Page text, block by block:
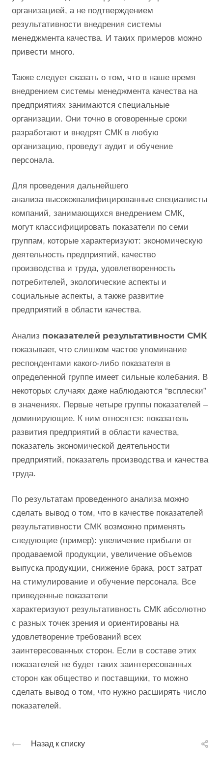
организацией, а не подтверждением
результативности внедрения системы
менеджмента качества. И таких примеров можно
привести много.
Также следует сказать о том, что в наше время
внедрением системы менеджмента качества на
предприятиях занимаются специальные
организации. Они точно в оговоренные сроки
разработают и внедрят СМК в любую
организацию, проведут аудит и обучение
персонала.
Для проведения дальнейшего
анализа высококвалифицированные специалисты
компаний, занимающихся внедрением СМК,
могут классифицировать показатели по семи
группам, которые характеризуют: экономическую
деятельность предприятий, качество
производства и труда, удовлетворенность
потребителей, экологические аспекты и
социальные аспекты, а также развитие
предприятий в области качества.
Анализ показателей результативности СМК
показывает, что слишком частое упоминание
респондентами какого-либо показателя в
определенной группе имеет сильные колебания. В
некоторых случаях даже наблюдаются “всплески”
в значениях. Первые четыре группы показателей –
доминирующие. К ним относятся: показатель
развития предприятий в области качества,
показатель экономической деятельности
предприятий, показатель производства и качества
труда.
По результатам проведенного анализа можно
сделать вывод о том, что в качестве показателей
результативности СМК возможно применять
следующие (пример): увеличение прибыли от
продаваемой продукции, увеличение объемов
выпуска продукции, снижение брака, рост затрат
на стимулирование и обучение персонала. Все
приведенные показатели
характеризуют результативность СМК абсолютно
с разных точек зрения и ориентированы на
удовлетворение требований всех
заинтересованных сторон. Если в составе этих
показателей не будет таких заинтересованных
сторон как общество и поставщики, то можно
сделать вывод о том, что нужно расширять число
показателей.
Назад к списку